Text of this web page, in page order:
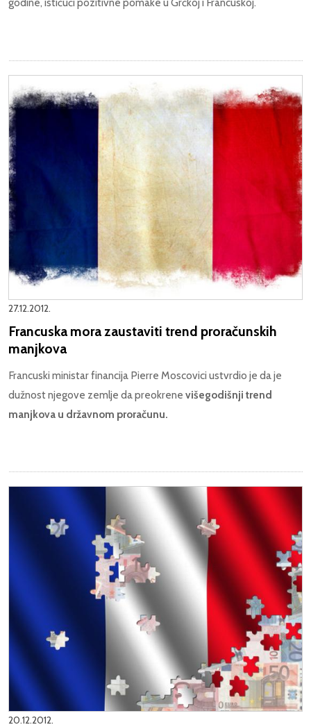
27.12.2012.
Francuska mora zaustaviti trend proračunskih
manjkova
Francuski ministar financija Pierre Moscovici ustvrdio je da je
dužnost njegove zemlje da preokrene višegodišnji trend
manjkova u državnom proračunu.
20.12.2012.